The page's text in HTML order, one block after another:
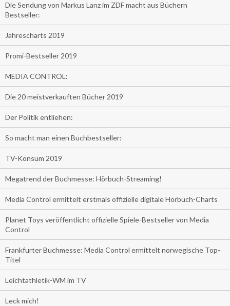
Die Sendung von Markus Lanz im ZDF macht aus Büchern
Bestseller:
Jahrescharts 2019
Promi-Bestseller 2019
MEDIA CONTROL:
Die 20 meistverkauften Bücher 2019
Der Politik entliehen:
So macht man einen Buchbestseller:
TV-Konsum 2019
Megatrend der Buchmesse: Hörbuch-Streaming!
Media Control ermittelt erstmals offizielle digitale Hörbuch-Charts
Planet Toys veröffentlicht offizielle Spiele-Bestseller von Media
Control
Frankfurter Buchmesse: Media Control ermittelt norwegische Top-
Titel
Leichtathletik-WM im TV
Leck mich!